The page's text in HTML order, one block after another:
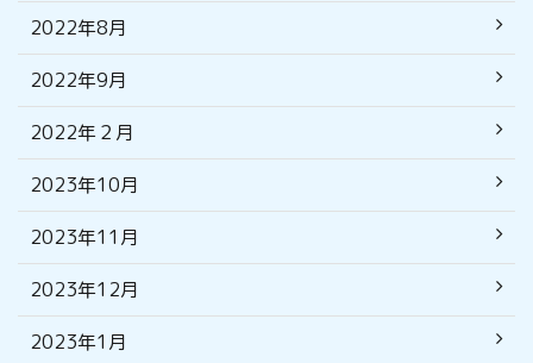
2022年8月
2022年9月
2022年２月
2023年10月
2023年11月
2023年12月
2023年1月